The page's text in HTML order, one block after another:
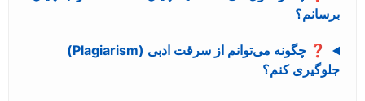
برسانم؟
❓ چگونه می‌توانم از سرقت ادبی (Plagiarism)
جلوگیری کنم؟